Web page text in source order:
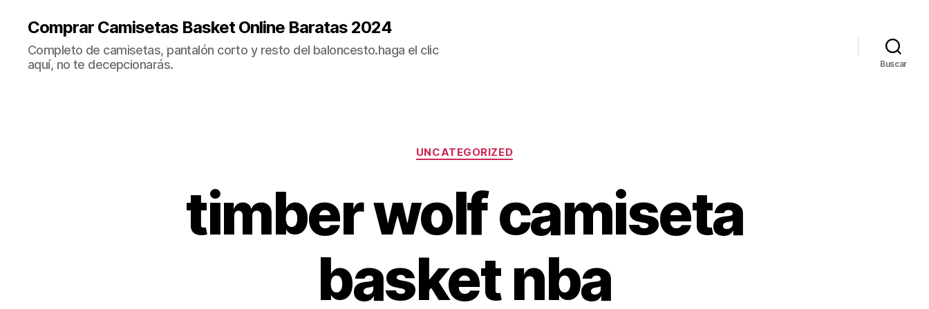
Comprar Camisetas Basket Online Baratas 2024
Completo de camisetas, pantalón corto y resto del baloncesto.haga el clic
aquí, no te decepcionarás.
Buscar
Categorías
UNCATEGORIZED
timber wolf camiseta
basket nba